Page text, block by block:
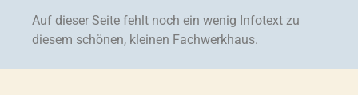
Auf dieser Seite fehlt noch ein wenig Infotext zu
diesem schönen, kleinen Fachwerkhaus.